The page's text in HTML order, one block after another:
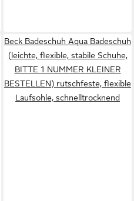
Beck Badeschuh Aqua Badeschuh
(leichte, flexible, stabile Schuhe,
BITTE 1 NUMMER KLEINER
BESTELLEN) rutschfeste, flexible
Laufsohle, schnelltrocknend